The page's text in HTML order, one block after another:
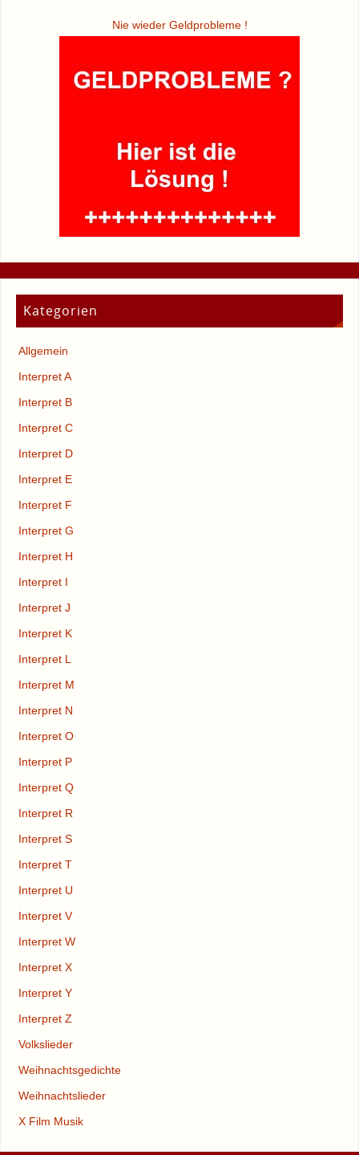
Nie wieder Geldprobleme !
Kategorien
Allgemein
Interpret A
Interpret B
Interpret C
Interpret D
Interpret E
Interpret F
Interpret G
Interpret H
Interpret I
Interpret J
Interpret K
Interpret L
Interpret M
Interpret N
Interpret O
Interpret P
Interpret Q
Interpret R
Interpret S
Interpret T
Interpret U
Interpret V
Interpret W
Interpret X
Interpret Y
Interpret Z
Volkslieder
Weihnachtsgedichte
Weihnachtslieder
X Film Musik